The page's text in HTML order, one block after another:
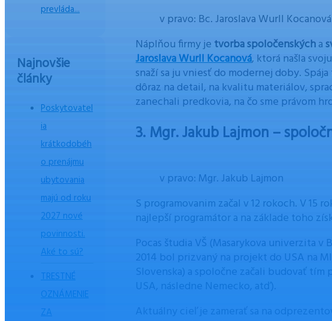
prevláda...
Najnovšie
články
Poskytovatel
ia
krátkodobéh
o prenájmu
ubytovania
majú od roku
2027 nové
povinnosti.
Aké to sú?
TRESTNÉ
OZNÁMENIE
ZA
v pravo: Bc. Jaroslava Wurll Kocanová
Náplňou firmy je tvorba spoločenskýcha
Jaroslava Wurll Kocanová, ktorá našla
snaží sa ju vniesť do modernej doby.
dôraz na detail, na kvalitu materiálov,
zanechali predkovia, na čo sme právom
3. Mgr. Jakub Lajmon –
v pravo: Mgr. Jakub Lajmon
S programovanim začal v 12 rokoch. V
najlepší programátor a na základe toho
Pocas študia VŠ (Masarykova univerzita
2014 bol prizvaný na projekt do USA na
Slovenska) a spoločne začali budovať tím
USA, následne Nemecko, atď).
Aktuálny cieľ je zamerať sa na